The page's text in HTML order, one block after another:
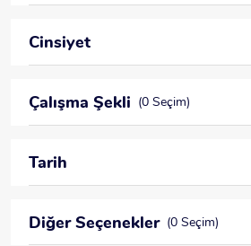
Cinsiyet
Çalışma Şekli (0 Seçim)
Tarih
Diğer Seçenekler (0 Seçim)